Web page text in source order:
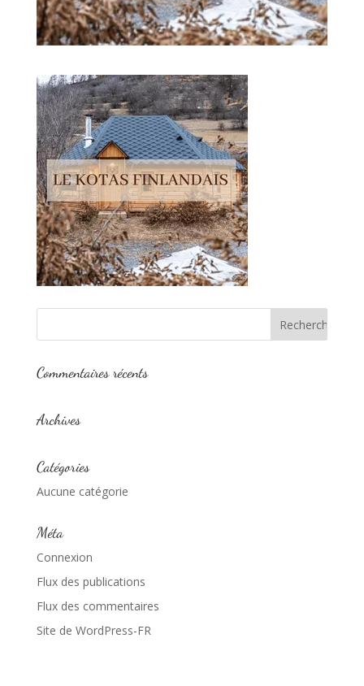
Commentaires récents
Archives
Catégories
Aucune catégorie
Méta
Connexion
Flux des publications
Flux des commentaires
Site de WordPress-FR